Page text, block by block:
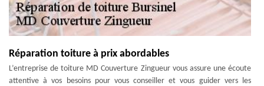
Réparation toiture à prix abordables
L’entreprise de toiture MD Couverture Zingueur vous assure une écoute
attentive à vos besoins pour vous conseiller et vous guider vers les